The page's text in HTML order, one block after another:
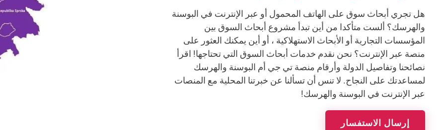
هل تجري أبحاث سوق على الهاتف المحمول أو عبر الإنترنت في البوسنة
والهرسك؟ ألست متأكدا من أين تبدأ مشروع أبحاث السوق بين
المؤسسات التجارية أو الأبحاث الاستهلاكية ، أو أين يمكنك العثور على
منصة عبر الإنترنت؟ نحن نقدم خدمات أبحاث السوق التي تحتاجها! اقرأ
نصائحنا وتفاصيل الدولة وأرقام منصة تي جي أم البوسنة والهرسك
لمساعدتك على النجاح. لا تنس أن تسألنا عن خبرتنا المحلية مع المنصات
عبر الإنترنت في البوسنة والهرسك!
إرسال الاستفسار